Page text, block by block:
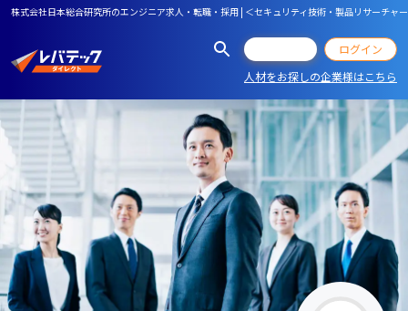
株式会社日本総合研究所のエンジニア求人・転職・採用 | ＜セキュリティ技術・製品リサーチ
ログイン
人材をお探しの企業様はこちら